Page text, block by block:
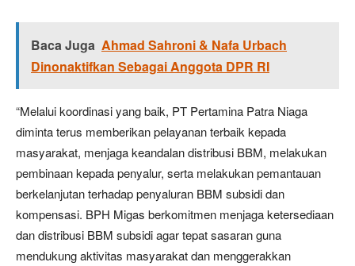
Baca Juga Ahmad Sahroni & Nafa Urbach
Dinonaktifkan Sebagai Anggota DPR RI
“Melalui koordinasi yang baik, PT Pertamina Patra Niaga
diminta terus memberikan pelayanan terbaik kepada
masyarakat, menjaga keandalan distribusi BBM, melakukan
pembinaan kepada penyalur, serta melakukan pemantauan
berkelanjutan terhadap penyaluran BBM subsidi dan
kompensasi. BPH Migas berkomitmen menjaga ketersediaan
dan distribusi BBM subsidi agar tepat sasaran guna
mendukung aktivitas masyarakat dan menggerakkan